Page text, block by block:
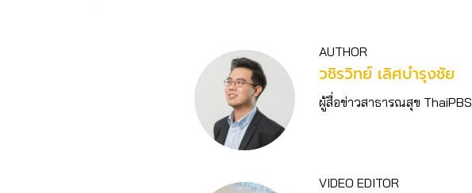
AUTHOR
วชิร​วิทย์​ เลิศบำรุงชัย
ผู้สื่อข่าวสาธารณสุข ThaiPBS
VIDEO EDITOR